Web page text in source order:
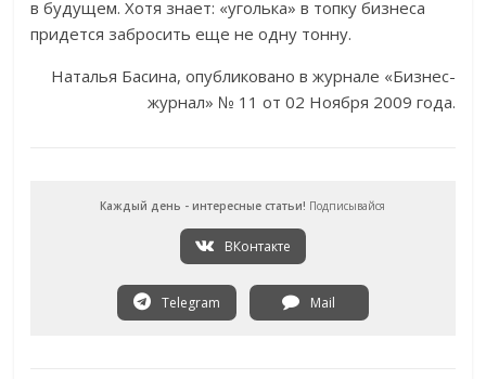
в будущем. Хотя знает: «уголька» в топку бизнеса
придется забросить еще не одну тонну.
Наталья Басина, опубликовано в журнале «Бизнес-
журнал» № 11 от 02 Ноября 2009 года.
Каждый день - интересные статьи! Подписывайся
ВКонтакте
Telegram Mail